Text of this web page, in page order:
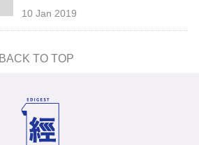
10 Jan 2019
BACK TO TOP